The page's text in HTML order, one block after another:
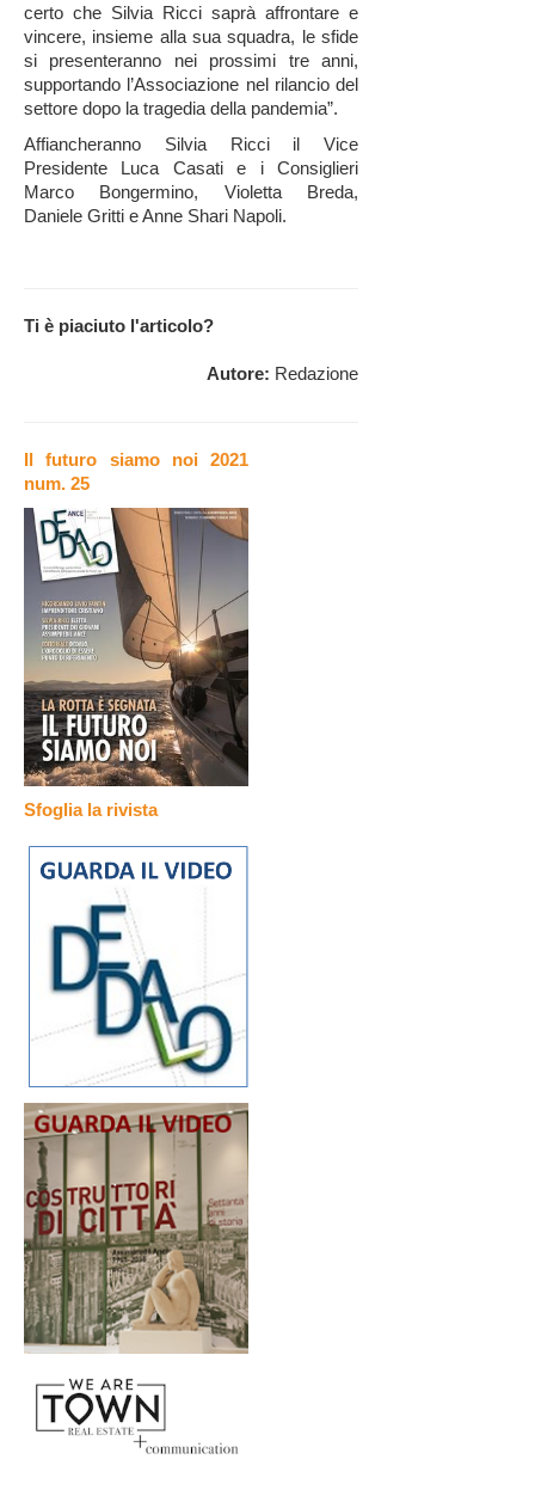
certo che Silvia Ricci saprà affrontare e
vincere, insieme alla sua squadra, le sfide
si presenteranno nei prossimi tre anni,
supportando l’Associazione nel rilancio del
settore dopo la tragedia della pandemia”.
Affiancheranno Silvia Ricci il Vice
Presidente Luca Casati e i Consiglieri
Marco Bongermino, Violetta Breda,
Daniele Gritti e Anne Shari Napoli.
Ti è piaciuto l'articolo?
Autore: Redazione
Il futuro siamo noi 2021
num. 25
Sfoglia la rivista